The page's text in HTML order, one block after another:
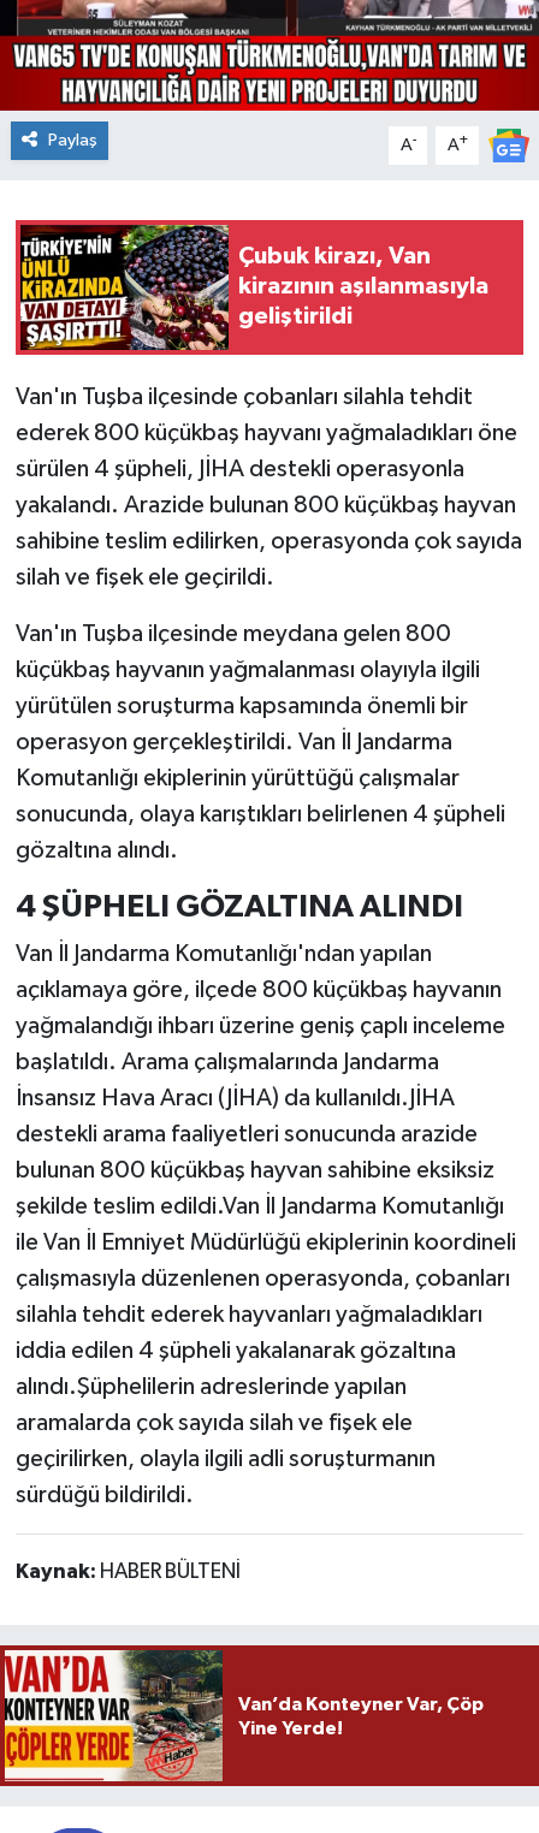
Paylaş A- A+
Çubuk kirazı, Van
kirazının aşılanmasıyla
geliştirildi
Van'ın Tuşba ilçesinde çobanları silahla tehdit
ederek 800 küçükbaş hayvanı yağmaladıkları öne
sürülen 4 şüpheli, JİHA destekli operasyonla
yakalandı. Arazide bulunan 800 küçükbaş hayvan
sahibine teslim edilirken, operasyonda çok sayıda
silah ve fişek ele geçirildi.
Van'ın Tuşba ilçesinde meydana gelen 800
küçükbaş hayvanın yağmalanması olayıyla ilgili
yürütülen soruşturma kapsamında önemli bir
operasyon gerçekleştirildi. Van İl Jandarma
Komutanlığı ekiplerinin yürüttüğü çalışmalar
sonucunda, olaya karıştıkları belirlenen 4 şüpheli
gözaltına alındı.
4 ŞÜPHELI GÖZALTINA ALINDI
Van İl Jandarma Komutanlığı'ndan yapılan
açıklamaya göre, ilçede 800 küçükbaş hayvanın
yağmalandığı ihbarı üzerine geniş çaplı inceleme
başlatıldı. Arama çalışmalarında Jandarma
İnsansız Hava Aracı (JİHA) da kullanıldı.JİHA
destekli arama faaliyetleri sonucunda arazide
bulunan 800 küçükbaş hayvan sahibine eksiksiz
şekilde teslim edildi.Van İl Jandarma Komutanlığı
ile Van İl Emniyet Müdürlüğü ekiplerinin koordineli
çalışmasıyla düzenlenen operasyonda, çobanları
silahla tehdit ederek hayvanları yağmaladıkları
iddia edilen 4 şüpheli yakalanarak gözaltına
alındı.Şüphelilerin adreslerinde yapılan
aramalarda çok sayıda silah ve fişek ele
geçirilirken, olayla ilgili adli soruşturmanın
sürdüğü bildirildi.
Kaynak: HABER BÜLTENİ
Van’da Konteyner Var, Çöp
Yine Yerde!